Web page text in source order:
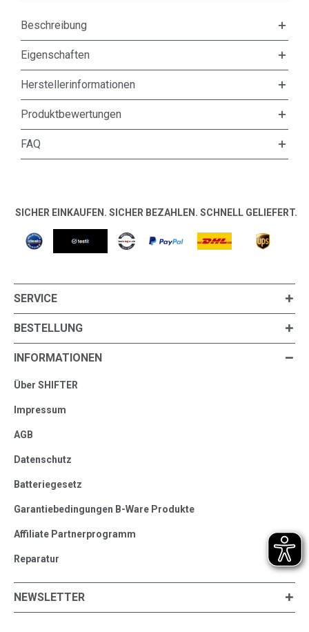
Beschreibung
Eigenschaften
Herstellerinformationen
Produktbewertungen
FAQ
SICHER EINKAUFEN. SICHER BEZAHLEN. SCHNELL GELIEFERT.
SERVICE
BESTELLUNG
INFORMATIONEN
Über SHIFTER
Impressum
AGB
Datenschutz
Batteriegesetz
Garantiebedingungen B-Ware Produkte
Affiliate Partnerprogramm
Reparatur
NEWSLETTER